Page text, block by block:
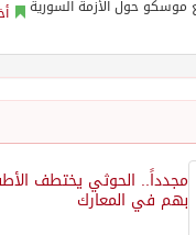
مجدداً.. الحوثي يختطف
بهم في المعارك